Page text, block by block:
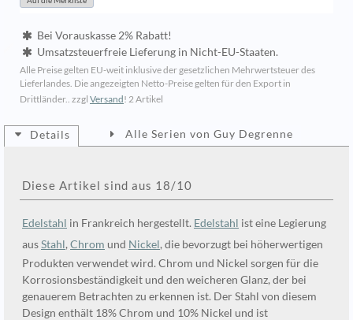
Bei Vorauskasse 2% Rabatt!
Umsatzsteuerfreie Lieferung in Nicht-EU-Staaten.
Alle Preise gelten EU-weit inklusive der gesetzlichen Mehrwertsteuer des
Lieferlandes. Die angezeigten Netto-Preise gelten für den Export in
Drittländer.. zzgl Versand! 2 Artikel
Details
Diese Artikel sind aus 18/10
Edelstahl in Frankreich hergestellt. Edelstahl ist eine Legierung
ausStahl, Chrom und Nickel, die bevorzugt bei höherwertigen
Produkten verwendet wird. Chrom und Nickel sorgen für die
Korrosionsbeständigkeit und den weicheren Glanz, der bei
genauerem Betrachten zu erkennen ist. Der Stahl von diesem
Design enthält 18% Chrom und 10% Nickel und ist
Alle Serien von Guy Degrenne